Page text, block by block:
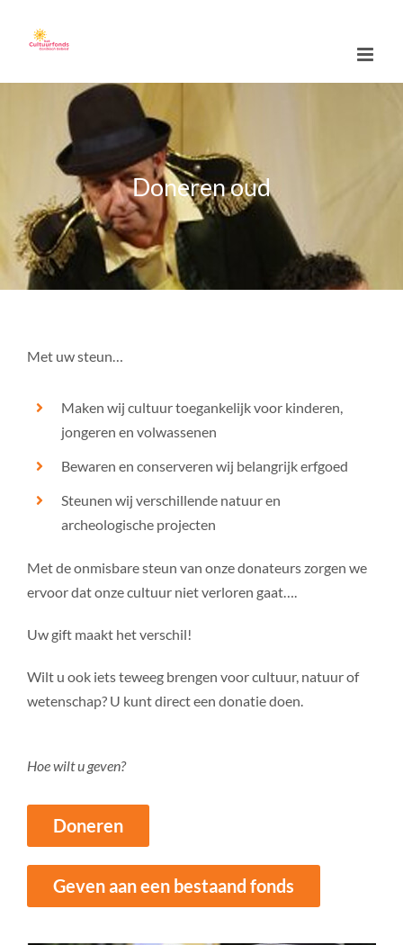
Doneren oud
Met uw steun…
Maken wij cultuur toegankelijk voor kinderen,
jongeren en volwassenen
Bewaren en conserveren wij belangrijk erfgoed
Steunen wij verschillende natuur en
archeologische projecten
Met de onmisbare steun van onze donateurs zorgen we
ervoor dat onze cultuur niet verloren gaat….
Uw gift maakt het verschil!
Wilt u ook iets teweeg brengen voor cultuur, natuur of
wetenschap? U kunt direct een donatie doen.
Hoe wilt u geven?
Doneren
Geven aan een bestaand fonds